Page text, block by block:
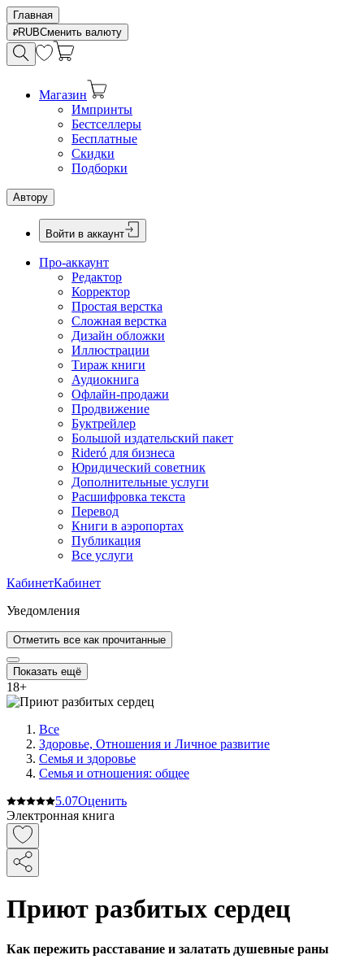
Главная
RUBСменить валюту
Магазин
Импринты
Бестселлеры
Бесплатные
Скидки
Подборки
Автору
Войти в аккаунт
Про-аккаунт
Редактор
Корректор
Простая верстка
Сложная верстка
Дизайн обложки
Иллюстрации
Тираж книги
Аудиокнига
Офлайн-продажи
Продвижение
Буктрейлер
Большой издательский пакет
Rideró для бизнеса
Юридический советник
Дополнительные услуги
Расшифровка текста
Перевод
Книги в аэропортах
Публикация
Все услуги
КабинетКабинет
Уведомления
Отметить все как прочитанные
Показать ещё
18+
Все
Здоровье, Отношения и Личное развитие
Семья и здоровье
Семья и отношения: общее
5.07Оценить
Электронная книга
Приют разбитых сердец
Как пережить расставание и залатать душевные раны